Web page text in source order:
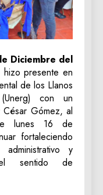
Diciembre del
hizo presente en
de los Llanos
con un
Gómez, al
lunes 16 de
fortaleciendo
y
el sentido de